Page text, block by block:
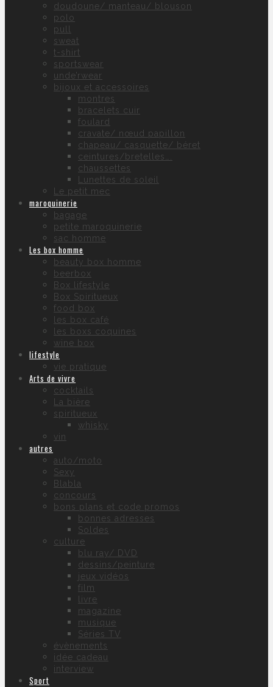
doudoune/ manteau/ blouson
polo
pull
sweat
t-shirt
sportswear
unde’rwear
bijoux et accessoires
montres
bracelets cuir
foulard
cravate/ nœud papillon
chapeau/ casquette/ béret
ceintures/bretelles….
chaussettes
Lunettes de soleil
Le petit mec
maroquinerie
bagage
petite maroquinerie
sac homme
Les box homme
beauty box homme
beerbox
Box lifestyle
Box Spiritueux
food box
les box café
les boxs coquines
wine box
lifestyle
vie pratique
Arts de vivre
cocktails
La bière
spiritueux
whisky
vin
autres
auto/moto
Sexy
Blabla
concours
bons plans et code promos
bonnes adresses
Soldes
culture
blu ray/ DVD
dessins/peinture
jeux vidéos
film
livre
magazine
musique
Séries TV
évènements
idée cadeau
interview
Sport